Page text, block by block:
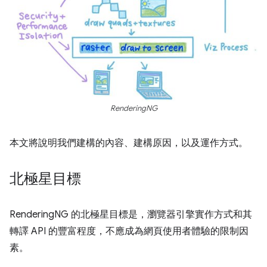
RenderingNG
本文將說明我們建構的內容、建構原因，以及運作方式。
北極星目標
RenderingNG 的北極星目標是，瀏覽器引擎實作方式和其
轉譯 API 的豐富程度，不應成為網頁使用者體驗的限制因
素。